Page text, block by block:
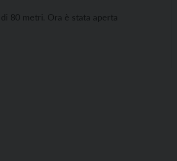
80 metri. Ora è stata aperta